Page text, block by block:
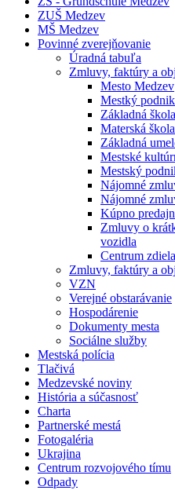
ZUŠ Medzev
MŠ Medzev
Povinné zverejňovanie
Úradná tabuľa
Zmluvy, faktúry a
Mesto Medzev
Mestký
Základná
Materská škola
Základná
Mestské
Mestský
Nájomné
Nájomné
Kúpno
Zmluvy o
vozidla
Centrum
Zmluvy, faktúry a
VZN
Verejné obstarávanie
Hospodárenie
Dokumenty mesta
Sociálne služby
Mestská polícia
Tlačivá
Medzevské noviny
História a súčasnosť
Charta
Partnerské mestá
Fotogaléria
Ukrajina
Centrum rozvojového tímu
Odpady